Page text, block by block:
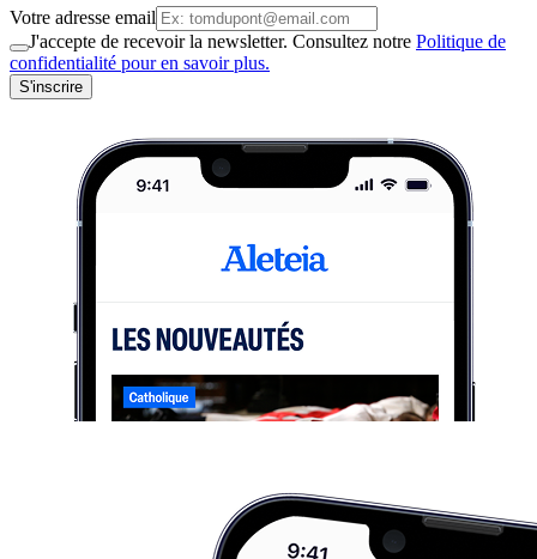
Votre adresse email
J'accepte de recevoir la newsletter. Consultez notre Politique de
confidentialité pour en savoir plus.
S'inscrire